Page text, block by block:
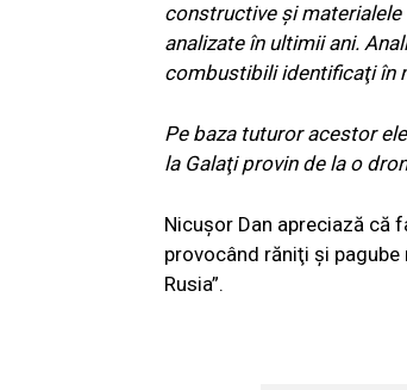
constructive şi
analizate în ultimii ani.
combustibili identificaţi în
Pe baza tuturor acestor
la Galaţi provin de la o
Nicuşor Dan apreciază că
provocând răniţi şi
Rusia”.